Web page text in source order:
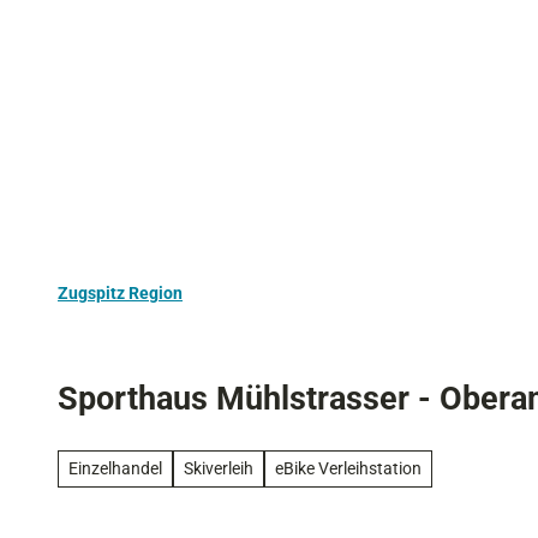
Zugspitz Region
Sporthaus Mühlstrasser -
Einzelhandel Skiverleih eBike Verleihstation